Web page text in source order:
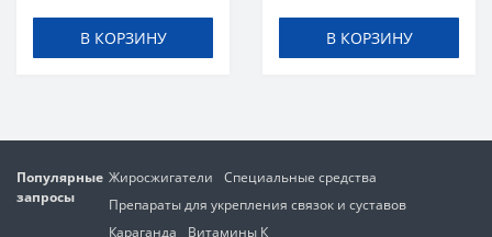
В КОРЗИНУ В КОРЗИНУ
Популярные
запросы
Жиросжигатели
Специальные средства
Препараты для укрепления связок и суставов
Караганда
Витамины К